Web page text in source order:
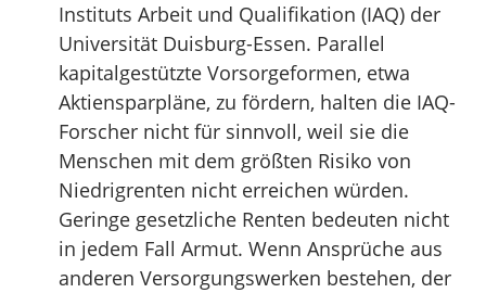
Instituts Arbeit und Qualifikation (IAQ) der
Universität Duisburg-Essen. Parallel
kapitalgestützte Vorsorgeformen, etwa
Aktiensparpläne, zu fördern, halten die IAQ-
Forscher nicht für sinnvoll, weil sie die
Menschen mit dem größten Risiko von
Niedrigrenten nicht erreichen würden.
Geringe gesetzliche Renten bedeuten nicht
in jedem Fall Armut. Wenn Ansprüche aus
anderen Versorgungswerken bestehen, der